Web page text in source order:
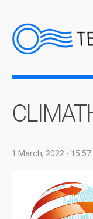
1 March, 2022 - 15:57